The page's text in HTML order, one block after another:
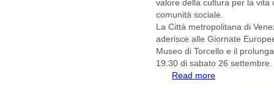
valore della cultura per la vita
comunità sociale.
La Città metropolitana di
aderisce alle Giornate
Museo di Torcello e il
19.30 di sabato 26 settembre.
Read more